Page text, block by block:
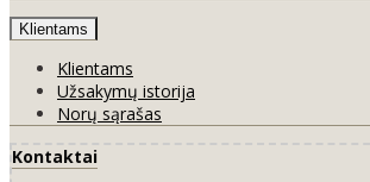
Klientams
Klientams
Užsakymų istorija
Norų sąrašas
Kontaktai